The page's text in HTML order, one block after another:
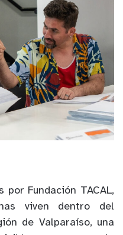
Fundación TACAL,
viven dentro del
de Valparaíso, una